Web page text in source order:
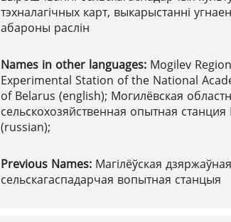
тэхналагічных карт, выкарыстанні
абароны раслін
Names in other languages: Mogilev
Experimental Station of the National
of Belarus (english); Могилёвская
сельскохозяйственная опытная
(russian);
Previous Names: Магілёўская
сельскагаспадарчая вопытная станцыя